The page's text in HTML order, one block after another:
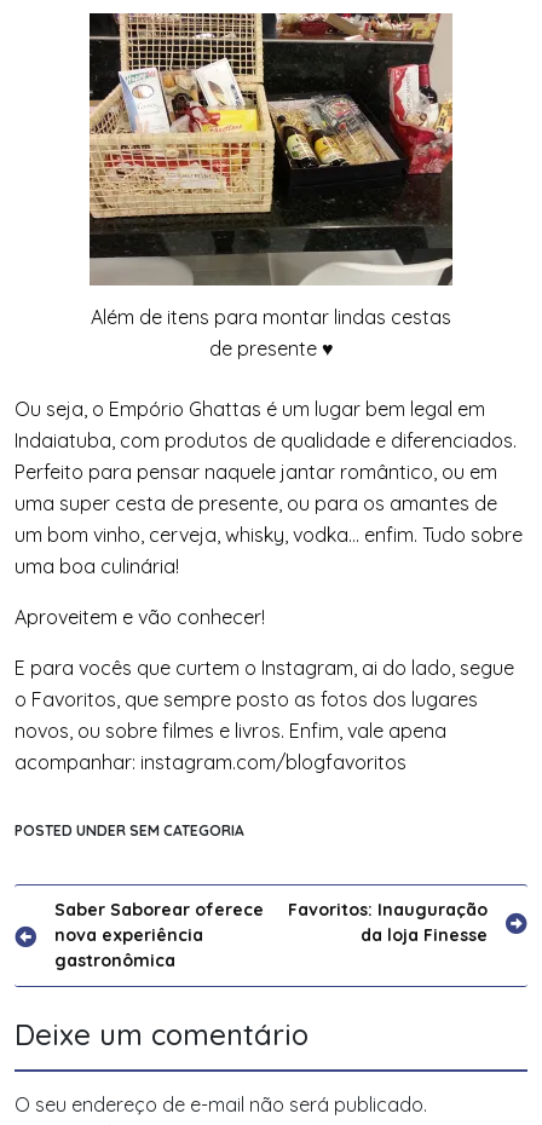
Além de itens para montar lindas cestas
de presente ♥
Ou seja, o Empório Ghattas é um lugar bem legal em
Indaiatuba, com produtos de qualidade e diferenciados.
Perfeito para pensar naquele jantar romântico, ou em
uma super cesta de presente, ou para os amantes de
um bom vinho, cerveja, whisky, vodka… enfim. Tudo sobre
uma boa culinária!
Aproveitem e vão conhecer!
E para vocês que curtem o Instagram, ai do lado, segue
o Favoritos, que sempre posto as fotos dos lugares
novos, ou sobre filmes e livros. Enfim, vale apena
acompanhar: instagram.com/blogfavoritos
POSTED UNDER SEM CATEGORIA
Navegação
de
Post
Saber Saborear oferece
nova experiência
gastronômica
Favoritos: Inauguração
da loja Finesse
Deixe um comentário
O seu endereço de e-mail não será publicado.